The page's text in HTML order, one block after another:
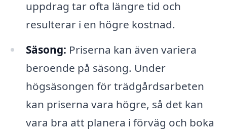
uppdrag tar ofta längre tid och
resulterar i en högre kostnad.
Säsong: Priserna kan även variera
beroende på säsong. Under
högsäsongen för trädgårdsarbeten
kan priserna vara högre, så det kan
vara bra att planera i förväg och boka